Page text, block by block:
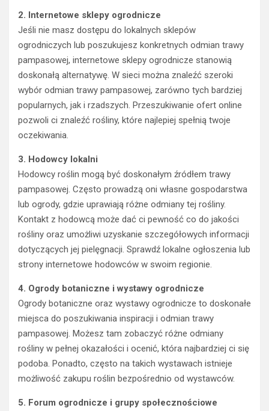
2. Internetowe sklepy ogrodnicze
Jeśli nie masz dostępu do lokalnych sklepów
ogrodniczych lub poszukujesz konkretnych odmian trawy
pampasowej, internetowe sklepy ogrodnicze stanowią
doskonałą alternatywę. W sieci można znaleźć szeroki
wybór odmian trawy pampasowej, zarówno tych bardziej
popularnych, jak i rzadszych. Przeszukiwanie ofert online
pozwoli ci znaleźć rośliny, które najlepiej spełnią twoje
oczekiwania.
3. Hodowcy lokalni
Hodowcy roślin mogą być doskonałym źródłem trawy
pampasowej. Często prowadzą oni własne gospodarstwa
lub ogrody, gdzie uprawiają różne odmiany tej rośliny.
Kontakt z hodowcą może dać ci pewność co do jakości
rośliny oraz umożliwi uzyskanie szczegółowych informacji
dotyczących jej pielęgnacji. Sprawdź lokalne ogłoszenia lub
strony internetowe hodowców w swoim regionie.
4. Ogrody botaniczne i wystawy ogrodnicze
Ogrody botaniczne oraz wystawy ogrodnicze to doskonałe
miejsca do poszukiwania inspiracji i odmian trawy
pampasowej. Możesz tam zobaczyć różne odmiany
rośliny w pełnej okazałości i ocenić, która najbardziej ci się
podoba. Ponadto, często na takich wystawach istnieje
możliwość zakupu roślin bezpośrednio od wystawców.
5. Forum ogrodnicze i grupy społecznościowe